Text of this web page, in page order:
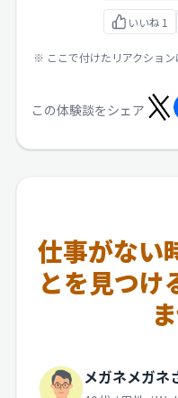
いいね 1
※ ここで付けたリアクショ
この体験談をシェア
仕事がない
とを見つけ
メガネメガネ